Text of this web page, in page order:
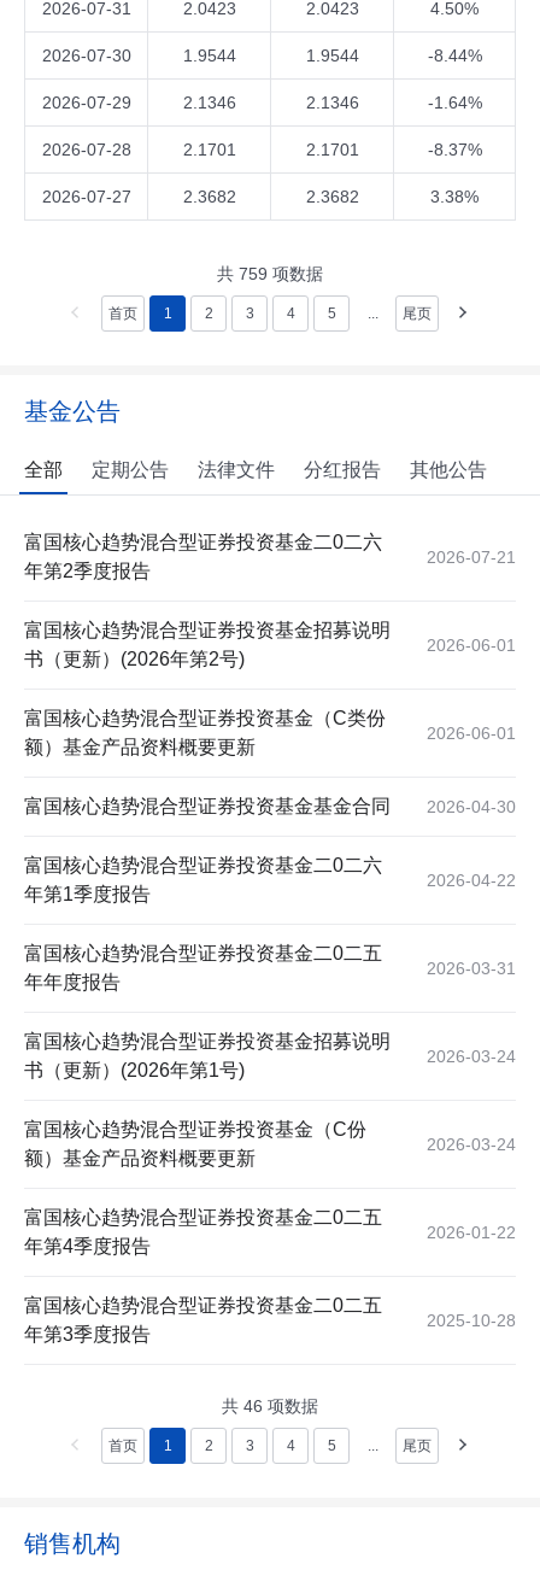
2026-07-31 2.0423 2.0423 4.50%
2026-07-30 1.9544 1.9544 -8.44%
2026-07-29 2.1346 2.1346 -1.64%
2026-07-28 2.1701 2.1701 -8.37%
2026-07-27 2.3682 2.3682 3.38%
共 759 项数据
首页 1 2 3 4 5 ... 尾页
基金公告
全部 定期公告 法律文件 分红报告 其他公告
富国核心趋势混合型证券投资基金二0二六
年第2季度报告
2026-07-21
富国核心趋势混合型证券投资基金招募说明
书（更新）(2026年第2号)
2026-06-01
富国核心趋势混合型证券投资基金（C类份
额）基金产品资料概要更新
2026-06-01
富国核心趋势混合型证券投资基金基金合同 2026-04-30
富国核心趋势混合型证券投资基金二0二六
年第1季度报告
2026-04-22
富国核心趋势混合型证券投资基金二0二五
年年度报告
2026-03-31
富国核心趋势混合型证券投资基金招募说明
书（更新）(2026年第1号)
2026-03-24
富国核心趋势混合型证券投资基金（C份
额）基金产品资料概要更新
2026-03-24
富国核心趋势混合型证券投资基金二0二五
年第4季度报告
2026-01-22
富国核心趋势混合型证券投资基金二0二五
年第3季度报告
2025-10-28
共 46 项数据
首页 1 2 3 4 5 ... 尾页
销售机构